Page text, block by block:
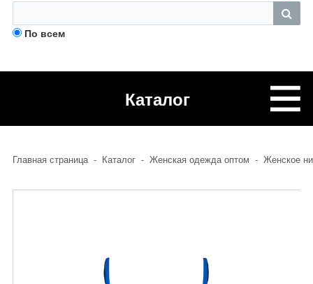
По всем
Каталог
Главная страница - Каталог - Женская одежда оптом - Женское